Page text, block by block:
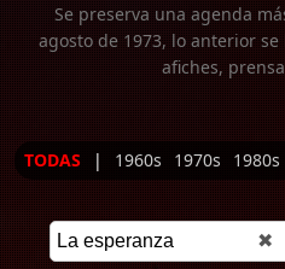
Se preserva una agenda
agosto de 1973, lo anterior
afiches,
TODAS | 1960s 1970s 1980s
✖